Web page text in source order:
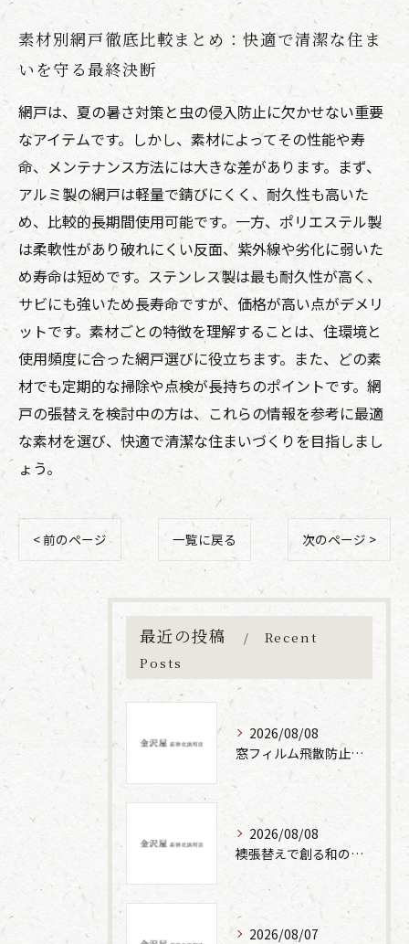
素材別網戸徹底比較まとめ：快適で清潔な住ま
いを守る最終決断
網戸は、夏の暑さ対策と虫の侵入防止に欠かせない重要
なアイテムです。しかし、素材によってその性能や寿
命、メンテナンス方法には大きな差があります。まず、
アルミ製の網戸は軽量で錆びにくく、耐久性も高いた
め、比較的長期間使用可能です。一方、ポリエステル製
は柔軟性があり破れにくい反面、紫外線や劣化に弱いた
め寿命は短めです。ステンレス製は最も耐久性が高く、
サビにも強いため長寿命ですが、価格が高い点がデメリ
ットです。素材ごとの特徴を理解することは、住環境と
使用頻度に合った網戸選びに役立ちます。また、どの素
材でも定期的な掃除や点検が長持ちのポイントです。網
戸の張替えを検討中の方は、これらの情報を参考に最適
な素材を選び、快適で清潔な住まいづくりを目指しまし
ょう。
< 前のページ 一覧に戻る 次のページ >
最近の投稿
Recent
Posts
2026/08/08
窓フィルム飛散防止の原理と効果
2026/08/08
襖張替えで創る和の空間と丁寧な施工の魅力
2026/08/07